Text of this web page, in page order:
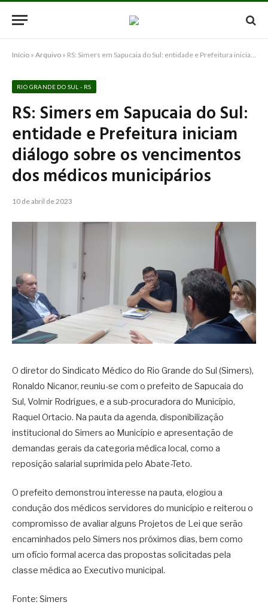
Início » Arquivo » RS: Simers em Sapucaia do Sul: entidade e Prefeitura iniciam diálogo sobre os vencimentos dos médicos municipários
RIO GRANDE DO SUL - RS
RS: Simers em Sapucaia do Sul:
entidade e Prefeitura iniciam
diálogo sobre os vencimentos
dos médicos municipários
10 de abril de 2023
O diretor do Sindicato Médico do Rio Grande do Sul (Simers),
Ronaldo Nicanor, reuniu-se com o prefeito de Sapucaia do
Sul, Volmir Rodrigues, e a sub-procuradora do Município,
Raquel Ortacio. Na pauta da agenda, disponibilização
institucional do Simers ao Município e apresentação de
demandas gerais da categoria médica local, como a
reposição salarial suprimida pelo Abate-Teto.
O prefeito demonstrou interesse na pauta, elogiou a
condução dos médicos servidores do município e reiterou o
compromisso de avaliar alguns Projetos de Lei que serão
encaminhados pelo Simers nos próximos dias, bem como
um ofício formal acerca das propostas solicitadas pela
classe médica ao Executivo municipal.
Fonte: Simers